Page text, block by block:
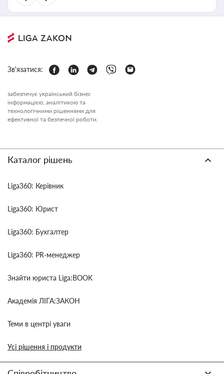
Зв'язатися:
забезпечує український бізнес
інформацією, аналітикою та
технологічними рішеннями для
ефективної та безпечної роботи.
Каталог рішень
Liga360: Керівник
Liga360: Юрист
Liga360: Бухгалтер
Liga360: PR-менеджер
Знайти юриста Liga:BOOK
Академія ЛІГА:ЗАКОН
Теми в центрі уваги
Усі рішення і продукти